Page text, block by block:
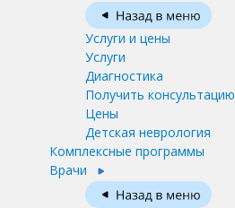
Услуги и цены
Услуги
Диагностика
Получить консультацию
Цены
Детская неврология
Комплексные программы
Врачи